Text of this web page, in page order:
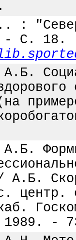
:
- С. 18.
(на
/ А.Б.
центр.
-